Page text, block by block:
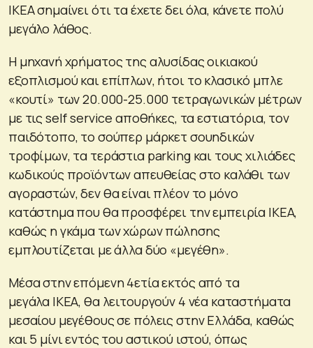
IKEA σημαίνει ότι τα έχετε δει όλα, κάνετε πολύ
μεγάλο λάθος.
Η μηχανή χρήματος της αλυσίδας οικιακού
εξοπλισμού και επίπλων, ήτοι το κλασικό μπλε
«κουτί» των 20.000-25.000 τετραγωνικών μέτρων
με τις self service αποθήκες, τα εστιατόρια, τον
παιδότοπο, το σούπερ μάρκετ σουηδικών
τροφίμων, τα τεράστια parking και τους χιλιάδες
κωδικούς προϊόντων απευθείας στο καλάθι των
αγοραστών, δεν θα είναι πλέον το μόνο
κατάστημα που θα προσφέρει την εμπειρία IKEA,
καθώς η γκάμα των χώρων πώλησης
εμπλουτίζεται με άλλα δύο «μεγέθη».
Μέσα στην επόμενη 4ετία εκτός από τα
μεγάλα IKEA, θα λειτουργούν 4 νέα καταστήματα
μεσαίου μεγέθους σε πόλεις στην Ελλάδα, καθώς
και 5 μίνι εντός του αστικού ιστού, όπως